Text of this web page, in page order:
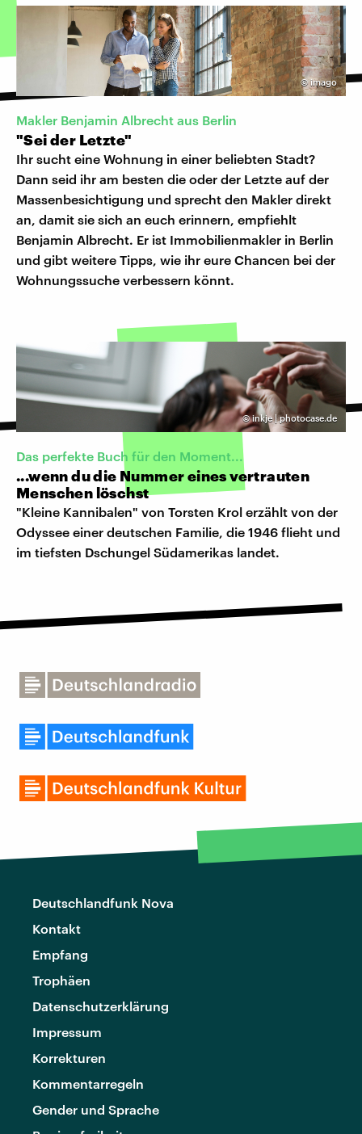
©imago
Makler Benjamin Albrecht aus Berlin
"Sei der Letzte"
Ihr sucht eine Wohnung in einer beliebten Stadt?
Dann seid ihr am besten die oder der Letzte auf der
Massenbesichtigung und sprecht den Makler direkt
an, damit sie sich an euch erinnern, empfiehlt
Benjamin Albrecht. Er ist Immobilienmakler in Berlin
und gibt weitere Tipps, wie ihr eure Chancen bei der
Wohnungssuche verbessern könnt.
©inkje | photocase.de
Das perfekte Buch für den Moment...
...wenn du die Nummer eines vertrauten
Menschen löschst
"Kleine Kannibalen" von Torsten Krol erzählt von der
Odyssee einer deutschen Familie, die 1946 flieht und
im tiefsten Dschungel Südamerikas landet.
Deutschlandfunk Nova
Kontakt
Empfang
Trophäen
Datenschutzerklärung
Impressum
Korrekturen
Kommentarregeln
Gender und Sprache